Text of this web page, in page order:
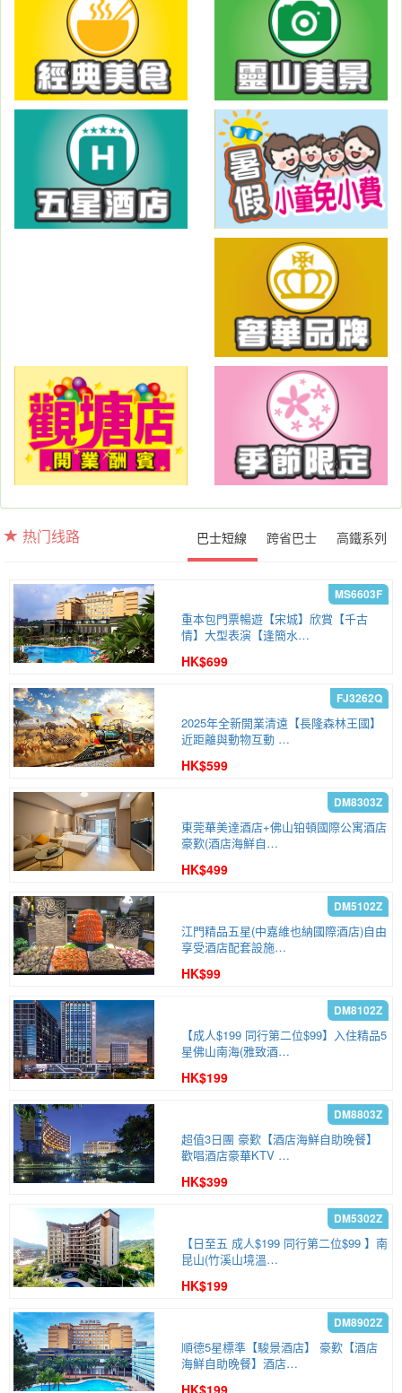
热门线路 巴士短線 跨省巴士 高鐵系列
重本包門票暢遊【宋城】欣賞【千古
情】大型表演【逢簡水…
HK$699
2025年全新開業清遠【長隆森林王國】
近距離與動物互動 …
HK$599
東莞華美達酒店+佛山铂頓國際公寓酒店
豪歎(酒店海鮮自…
HK$499
江門精品五星(中嘉維也納國際酒店)自由
享受酒店配套設施…
HK$99
【成人$199 同行第二位$99】入住精品5
星佛山南海(雅致酒…
HK$199
超值3日團 豪歎【酒店海鮮自助晚餐】
歡唱酒店豪華KTV …
HK$399
【日至五 成人$199 同行第二位$99 】南
昆山(竹溪山境溫…
HK$199
順德5星標準【駿景酒店】 豪歎【酒店
海鮮自助晚餐】酒店…